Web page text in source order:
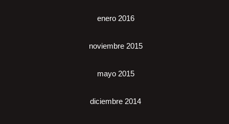
enero 2016
noviembre 2015
mayo 2015
diciembre 2014